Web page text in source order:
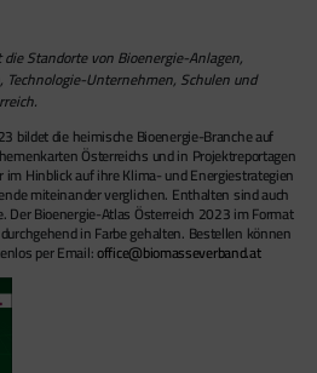
Standorte von Bioenergie-Anlagen,
Unternehmen, Schulen und
bildet die heimische Bioenergie-Branche auf
Österreichs und in Projektreportagen
im Hinblick auf ihre Klima- und Energiestrategien
miteinander verglichen. Enthalten sind auch
Der Bioenergie-Atlas Österreich 2023 im Format
in Farbe gehalten. Bestellen können
per Email:office@biomasseverband.at